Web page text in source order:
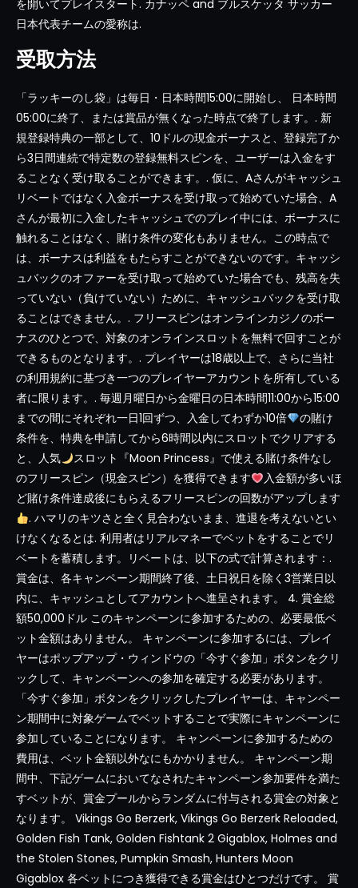
を開いてプレイスタート. カナッペ and ブルスケッタ サッカー
日本代表チームの愛称は.
受取方法
「ラッキーのし袋」は毎日・日本時間15:00に開始し、 日本時間
05:00に終了、または賞品が無くなった時点で終了します。. 新
規登録特典の一部として、10ドルの現金ボーナスと、登録完了か
ら3日間連続で特定数の登録無料スピンを、ユーザーは入金をす
ることなく受け取ることができます。. 仮に、Aさんがキャッシュ
リベートではなく入金ボーナスを受け取って始めていた場合、A
さんが最初に入金したキャッシュでのプレイ中には、ボーナスに
触れることはなく、賭け条件の変化もありません。この時点で
は、ボーナスは利益をもたらすことができないのです。キャッシ
ュバックのオファーを受け取って始めていた場合でも、残高を失
っていない（負けていない）ために、キャッシュバックを受け取
ることはできません。. フリースピンはオンラインカジノのボー
ナスのひとつで、対象のオンラインスロットを無料で回すことが
できるものとなります。. プレイヤーは18歳以上で、さらに当社
の利用規約に基づき一つのプレイヤーアカウントを所有している
者に限ります。. 毎週月曜日から金曜日の日本時間11:00から15:00
までの間にそれぞれ一日1回ずつ、入金してわずか10倍
の賭け
条件を、特典を申請してから6時間以内にスロットでクリアする
と、人気
スロット『Moon Princess』で使える賭け条件なし
のフリースピン（現金スピン）を獲得できます
入金額が多いほ
ど賭け条件達成後にもらえるフリースピンの回数がアップします
. ハマリのキツさと全く見合わないまま、進退を考えないとい
けなくなるとは. 利用者はリアルマネーでベットをすることでリ
ベートを蓄積します。リベートは、以下の式で計算されます：.
賞金は、各キャンペーン期間終了後、土日祝日を除く3営業日以
内に、キャッシュとしてアカウントへ進呈されます。 4. 賞金総
額50,000ドル このキャンペーンに参加するための、必要最低ベ
ット金額はありません。 キャンペーンに参加するには、プレイ
ヤーはポップアップ・ウィンドウの「今すぐ参加」ボタンをクリ
ックして、キャンペーンへの参加を確定する必要があります。
「今すぐ参加」ボタンをクリックしたプレイヤーは、キャンペー
ン期間中に対象ゲームでベットすることで実際にキャンペーンに
参加していることになります。 キャンペーンに参加するための
費用は、ベット金額以外なにもかかりません。 キャンペーン期
間中、下記ゲームにおいてなされたキャンペーン参加要件を満た
すベットが、賞金プールからランダムに付与される賞金の対象と
なります。 Vikings Go Berzerk, Vikings Go Berzerk Reloaded,
Golden Fish Tank, Golden Fishtank 2 Gigablox, Holmes and
the Stolen Stones, Pumpkin Smash, Hunters Moon
Gigablox 各ベットにつき獲得できる賞金はひとつだけです。 賞